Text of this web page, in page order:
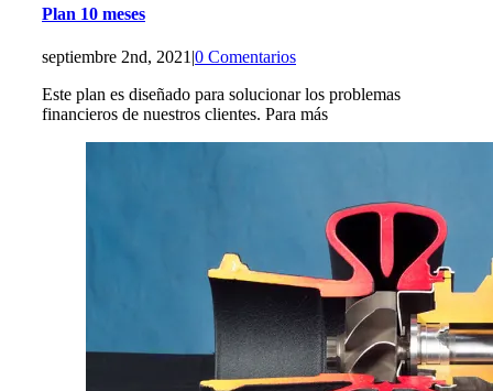
Plan 10 meses
septiembre 2nd, 2021 |0 Comentarios
Este plan es diseñado para solucionar los problemas
financieros de nuestros clientes. Para más